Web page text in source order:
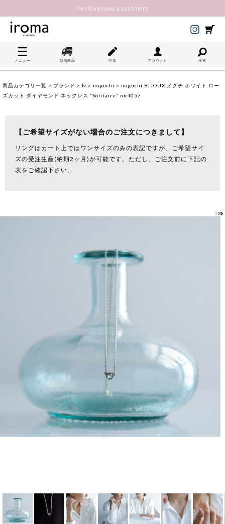
For Overseas Customers
メニュー 新着商品 特集 アカウント 検索
商品カテゴリ一覧 > ブランド > N > noguchi > noguchi BIJOUX ノグチ ホワイト ロー
ズカット ダイヤモンド ネックレス “Solitaire” nn4057
【ご希望サイズがない場合のご注文につきまして】
リングはカート上ではワンサイズのみの表記ですが、ご希望サイ
ズの受注生産(納期2ヶ月)が可能です。ただし、ご注文前に下記の
表をご確認下さい。